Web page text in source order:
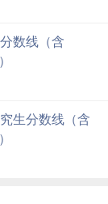
数线（含
生分数线（含